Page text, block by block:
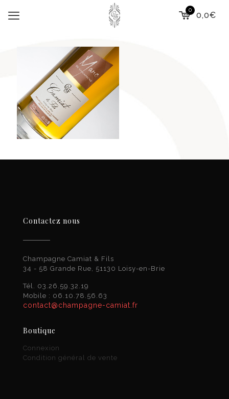
0
0,0€
Contactez nous
Champagne Camiat & Fils
34 - 58 Grande Rue, 51130 Loisy-en-Brie
Tél. 03.26.59.32.19
Mobile : 06.10.78.56.63
contact@champagne-camiat.fr
Boutique
Connexion
Condition général de vente